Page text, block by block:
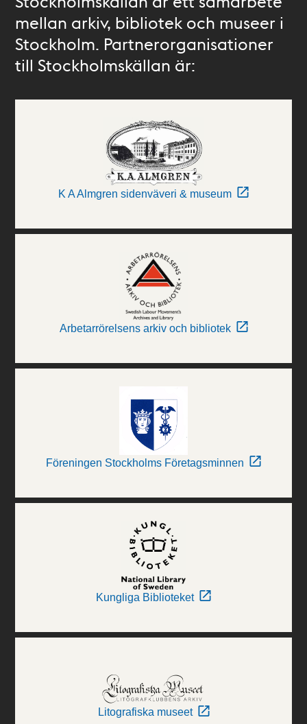
mellan arkiv, bibliotek och museer i
Stockholm. Partnerorganisationer
till Stockholmskällan är:
K A Almgren sidenväveri & museum
Arbetarrörelsens arkiv och bibliotek
Föreningen Stockholms Företagsminnen
Kungliga Biblioteket
Litografiska museet